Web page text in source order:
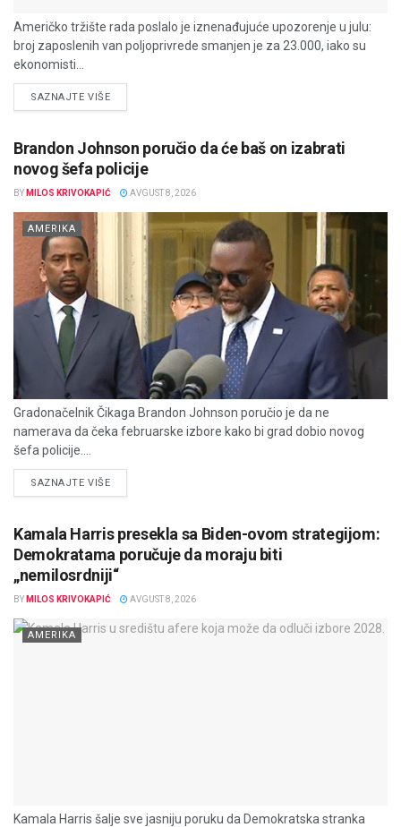
Američko tržište rada poslalo je iznenađujuće upozorenje u julu:
broj zaposlenih van poljoprivrede smanjen je za 23.000, iako su
ekonomisti...
SAZNAJTE VIŠEDETAILS
Brandon Johnson poručio da će baš on izabrati
novog šefa policije
BY MILOS KRIVOKAPIĆ AVGUST 8, 2026
AMERIKA
Gradonačelnik Čikaga Brandon Johnson poručio je da ne
namerava da čeka februarske izbore kako bi grad dobio novog
šefa policije....
SAZNAJTE VIŠEDETAILS
Kamala Harris presekla sa Biden-ovom strategijom:
Demokratama poručuje da moraju biti
„nemilosrdniji“
BY MILOS KRIVOKAPIĆ AVGUST 8, 2026
AMERIKA
Kamala Harris šalje sve jasniju poruku da Demokratska stranka